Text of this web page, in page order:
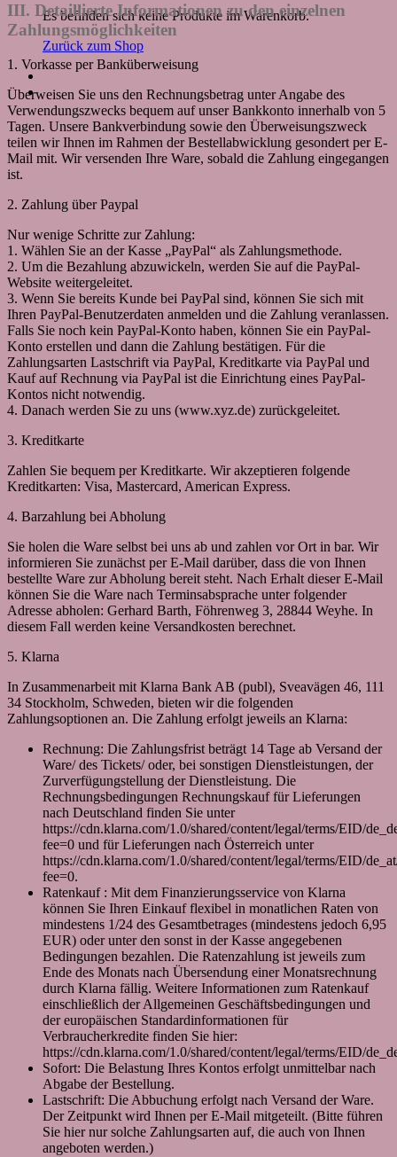
Es befinden sich keine Produkte im Warenkorb.
Zurück zum Shop
III. Detaillierte Informationen zu den einzelnen
Zahlungsmöglichkeiten
1. Vorkasse per Banküberweisung
Überweisen Sie uns den Rechnungsbetrag unter Angabe des
Verwendungszwecks bequem auf unser Bankkonto innerhalb von 5
Tagen. Unsere Bankverbindung sowie den Überweisungszweck
teilen wir Ihnen im Rahmen der Bestellabwicklung gesondert per E-
Mail mit. Wir versenden Ihre Ware, sobald die Zahlung eingegangen
ist.
2. Zahlung über Paypal
Nur wenige Schritte zur Zahlung:
1. Wählen Sie an der Kasse „PayPal“ als Zahlungsmethode.
2. Um die Bezahlung abzuwickeln, werden Sie auf die PayPal-
Website weitergeleitet.
3. Wenn Sie bereits Kunde bei PayPal sind, können Sie sich mit
Ihren PayPal-Benutzerdaten anmelden und die Zahlung veranlassen.
Falls Sie noch kein PayPal-Konto haben, können Sie ein PayPal-
Konto erstellen und dann die Zahlung bestätigen. Für die
Zahlungsarten Lastschrift via PayPal, Kreditkarte via PayPal und
Kauf auf Rechnung via PayPal ist die Einrichtung eines PayPal-
Kontos nicht notwendig.
4. Danach werden Sie zu uns (www.xyz.de) zurückgeleitet.
3. Kreditkarte
Zahlen Sie bequem per Kreditkarte. Wir akzeptieren folgende
Kreditkarten: Visa, Mastercard, American Express.
4. Barzahlung bei Abholung
Sie holen die Ware selbst bei uns ab und zahlen vor Ort in bar. Wir
informieren Sie zunächst per E-Mail darüber, dass die von Ihnen
bestellte Ware zur Abholung bereit steht. Nach Erhalt dieser E-Mail
können Sie die Ware nach Terminsabsprache unter folgender
Adresse abholen: Gerhard Barth, Föhrenweg 3, 28844 Weyhe. In
diesem Fall werden keine Versandkosten berechnet.
5. Klarna
In Zusammenarbeit mit Klarna Bank AB (publ), Sveavägen 46, 111
34 Stockholm, Schweden, bieten wir die folgenden
Zahlungsoptionen an. Die Zahlung erfolgt jeweils an Klarna:
Rechnung: Die Zahlungsfrist beträgt 14 Tage ab Versand der
Ware/ des Tickets/ oder, bei sonstigen Dienstleistungen, der
Zurverfügungstellung der Dienstleistung. Die
Rechnungsbedingungen Rechnungskauf für Lieferungen
nach Deutschland finden Sie unter
https://cdn.klarna.com/1.0/shared/content/legal/terms/EID/
fee=0 und für Lieferungen nach Österreich unter
https://cdn.klarna.com/1.0/shared/content/legal/terms/EID/
fee=0.
Ratenkauf : Mit dem Finanzierungsservice von Klarna
können Sie Ihren Einkauf flexibel in monatlichen Raten von
mindestens 1/24 des Gesamtbetrages (mindestens jedoch 6,95
EUR) oder unter den sonst in der Kasse angegebenen
Bedingungen bezahlen. Die Ratenzahlung ist jeweils zum
Ende des Monats nach Übersendung einer Monatsrechnung
durch Klarna fällig. Weitere Informationen zum Ratenkauf
einschließlich der Allgemeinen Geschäftsbedingungen und
der europäischen Standardinformationen für
Verbraucherkredite finden Sie hier:
https://cdn.klarna.com/1.0/shared/content/legal/terms/EID/
Sofort: Die Belastung Ihres Kontos erfolgt unmittelbar nach
Abgabe der Bestellung.
Lastschrift: Die Abbuchung erfolgt nach Versand der Ware.
Der Zeitpunkt wird Ihnen per E-Mail mitgeteilt. (Bitte führen
Sie hier nur solche Zahlungsarten auf, die auch von Ihnen
angeboten werden.)